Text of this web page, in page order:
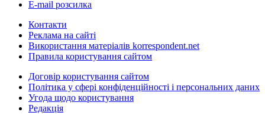
E-mail розсилка
Контакти
Реклама на сайті
Використання матеріалів korrespondent.net
Правила користування сайтом
Договір користування сайтом
Політика у сфері конфіденційності і персональних даних
Угода щодо користування
Редакція